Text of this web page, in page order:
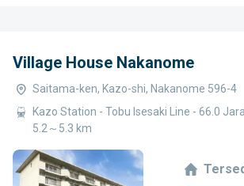
Village House Nakanome
Saitama-ken, Kazo-shi, Nakanome 596-4
Kazo Station - Tobu Isesaki Line - 66.0
5.2～5.3 km